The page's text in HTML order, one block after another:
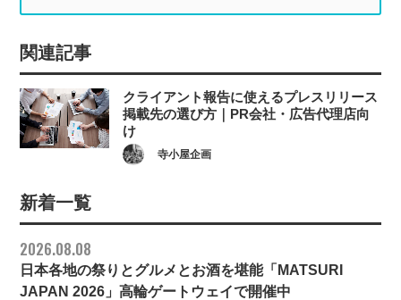
関連記事
クライアント報告に使えるプレスリリース
掲載先の選び方｜PR会社・広告代理店向
け
寺小屋企画
新着一覧
2026.08.08
日本各地の祭りとグルメとお酒を堪能「MATSURI
JAPAN 2026」高輪ゲートウェイで開催中